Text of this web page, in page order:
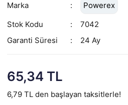
Marka
Powerex
Stok Kodu
7042
Garanti Süresi
24 Ay
65,34 TL
6,79 TL den başlayan taksitlerle!